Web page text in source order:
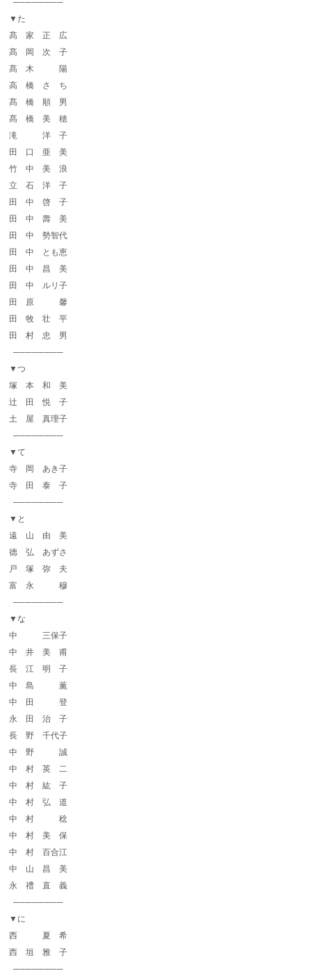
────────
▼た
髙 家 正 広
髙 岡 次 子
髙 木 陽
高 橋 さ ち
髙 橋 順 男
髙 橋 美 穂
滝 洋 子
田 口 亜 美
竹 中 美 浪
立 石 洋 子
田 中 啓 子
田 中 壽 美
田 中 勢智代
田 中 とも恵
田 中 昌 美
田 中 ルリ子
田 原 馨
田 牧 壮 平
田 村 忠 男
────────
▼つ
塚 本 和 美
辻 田 悦 子
土 屋 真理子
────────
▼て
寺 岡 あき子
寺 田 泰 子
────────
▼と
遠 山 由 美
德 弘 あずさ
戸 塚 弥 夫
富 永 穆
────────
▼な
中 三保子
中 井 美 甫
長 江 明 子
中 島 薫
中 田 登
永 田 治 子
長 野 千代子
中 野 誠
中 村 英 二
中 村 紘 子
中 村 弘 道
中 村 稔
中 村 美 保
中 村 百合江
中 山 昌 美
永 禮 直 義
────────
▼に
西 夏 希
西 垣 雅 子
────────